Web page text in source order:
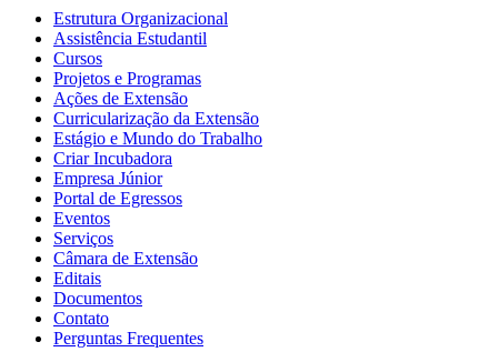
Estrutura Organizacional
Assistência Estudantil
Cursos
Projetos e Programas
Ações de Extensão
Curricularização da Extensão
Estágio e Mundo do Trabalho
Criar Incubadora
Empresa Júnior
Portal de Egressos
Eventos
Serviços
Câmara de Extensão
Editais
Documentos
Contato
Perguntas Frequentes